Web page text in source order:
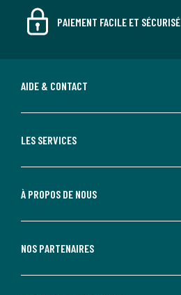
PAIEMENT FACILE ET SÉCURISÉ
AIDE & CONTACT
LES SERVICES
À PROPOS DE NOUS
NOS PARTENAIRES